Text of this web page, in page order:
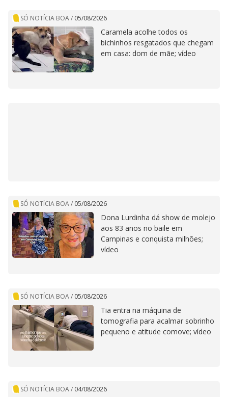
SÓ NOTÍCIA BOA/ 05/08/2026
Caramela acolhe todos os
bichinhos resgatados que chegam
em casa: dom de mãe; vídeo
SÓ NOTÍCIA BOA/ 05/08/2026
Dona Lurdinha dá show de molejo
aos 83 anos no baile em
Campinas e conquista milhões;
vídeo
SÓ NOTÍCIA BOA/ 05/08/2026
Tia entra na máquina de
tomografia para acalmar sobrinho
pequeno e atitude comove; vídeo
SÓ NOTÍCIA BOA/ 04/08/2026